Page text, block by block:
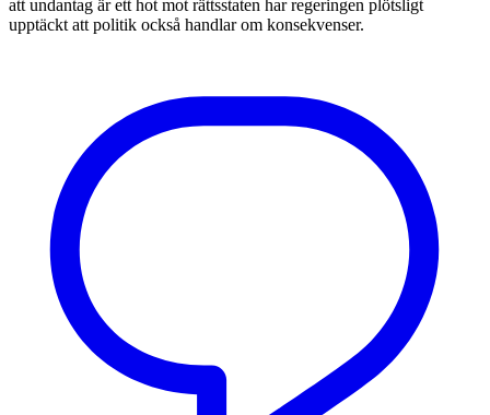
att undantag är ett hot mot rättsstaten har regeringen plötsligt
upptäckt att politik också handlar om konsekvenser.